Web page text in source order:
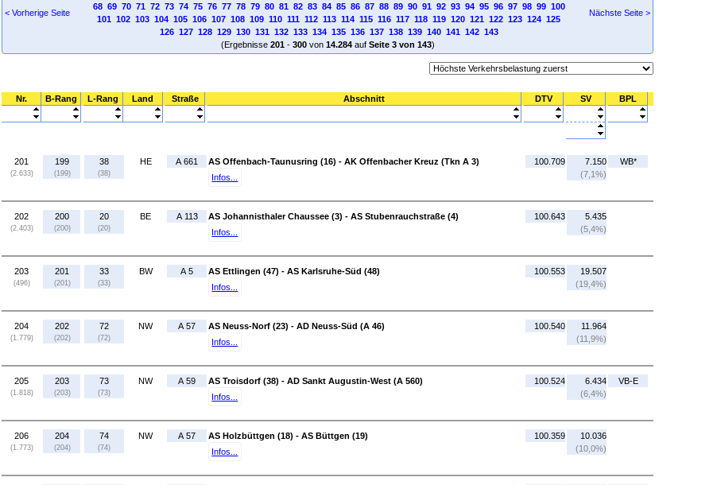
< Vorherige Seite
68 69 70 71 72 73 74 75 76 77 78 79 80 81 82 83 84 85 86 87 88 89 90 91 92 93 94 95 96 97 98 99 100
101 102 103 104 105 106 107 108 109 110 111 112 113 114 115 116 117 118 119 120 121 122 123 124 125
126 127 128 129 130 131 132 133 134 135 136 137 138 139 140 141 142 143
(Ergebnisse 201- 300von 14.284auf Seite 3 von 143)
Nächste Seite >
Nr. B-Rang L-Rang Land Straße Abschnitt DTV SV BPL
201
(2.633)
199
(199)
38
(38)
HE A 661
AS Offenbach-Taunusring (16) - AK Offenbacher Kreuz (Tkn A 3)
Infos...
100.709
7.150
(7,1%)
WB*
202
(2.403)
200
(200)
20
(20)
BE A 113
AS Johannisthaler Chaussee (3) - AS Stubenrauchstraße (4)
Infos...
100.643
5.435
(5,4%)
203
(496)
201
(201)
33
(33)
BW A 5
AS Ettlingen (47) - AS Karlsruhe-Süd (48)
Infos...
100.553
19.507
(19,4%)
204
(1.779)
202
(202)
72
(72)
NW A 57
AS Neuss-Norf (23) - AD Neuss-Süd (A 46)
Infos...
100.540
11.964
(11,9%)
205
(1.818)
203
(203)
73
(73)
NW A 59
AS Troisdorf (38) - AD Sankt Augustin-West (A 560)
Infos...
100.524
6.434
(6,4%)
VB-E
206
(1.773)
204
(204)
74
(74)
NW A 57
AS Holzbüttgen (18) - AS Büttgen (19)
Infos...
100.359
10.036
(10,0%)